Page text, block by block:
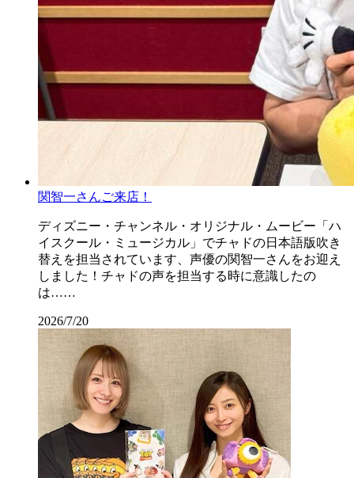
関智一さんご来店！
ディズニー・チャンネル・オリジナル・ムービー「ハ
イスクール・ミュージカル」でチャドの日本語版吹き
替えを担当されています、声優の関智一さんをお迎え
しました！チャドの声を担当する時に意識したの
は……
2026/7/20